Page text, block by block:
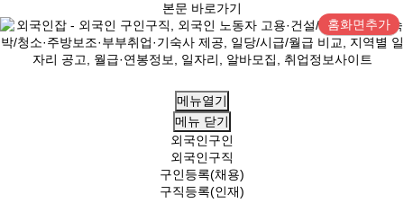
본문 바로가기
홈화면추가
메뉴열기
메뉴 닫기
외국인구인
외국인구직
구인등록(채용)
구직등록(인재)